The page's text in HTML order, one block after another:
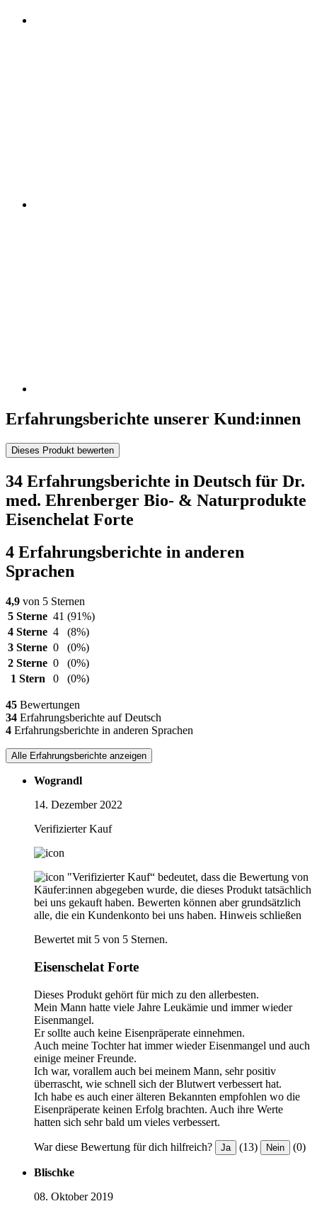
Erfahrungsberichte unserer Kund:innen
Dieses Produkt bewerten
34 Erfahrungsberichte in Deutsch für Dr.
med. Ehrenberger Bio- & Naturprodukte
Eisenchelat Forte
4 Erfahrungsberichte in anderen
Sprachen
4,9 von 5 Sternen
5 Sterne 41 (91%)
4 Sterne 4
(8%)
3 Sterne 0
(0%)
2 Sterne 0
(0%)
1 Stern
0 (0%)
45 Bewertungen
34 Erfahrungsberichte auf Deutsch
4 Erfahrungsberichte in anderen Sprachen
Alle Erfahrungsberichte anzeigen
Wograndl
14. Dezember 2022
Verifizierter Kauf
"Verifizierter Kauf“ bedeutet, dass die Bewertung von
Käufer:innen abgegeben wurde, die dieses Produkt tatsächlich
bei uns gekauft haben. Bewerten können aber grundsätzlich
alle, die ein Kundenkonto bei uns haben. Hinweis schließen
Bewertet mit 5 von 5 Sternen.
Eisenschelat Forte
Dieses Produkt gehört für mich zu den allerbesten.
Mein Mann hatte viele Jahre Leukämie und immer wieder
Eisenmangel.
Er sollte auch keine Eisenpräperate einnehmen.
Auch meine Tochter hat immer wieder Eisenmangel und auch
einige meiner Freunde.
Ich war, vorallem auch bei meinem Mann, sehr positiv
überrascht, wie schnell sich der Blutwert verbessert hat.
Ich habe es auch einer älteren Bekannten empfohlen wo die
Eisenpräperate keinen Erfolg brachten. Auch ihre Werte
hatten sich sehr bald um vieles verbessert.
War diese Bewertung für dich hilfreich? Ja (13) Nein (0)
Blischke
08. Oktober 2019